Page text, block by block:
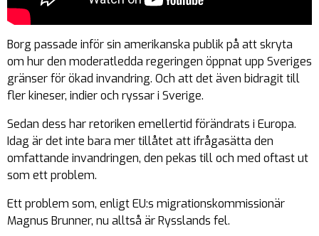
Borg passade inför sin amerikanska publik på att skryta
om hur den moderatledda regeringen öppnat upp Sveriges
gränser för ökad invandring. Och att det även bidragit till
fler kineser, indier och ryssar i Sverige.
Sedan dess har retoriken emellertid förändrats i Europa.
Idag är det inte bara mer tillåtet att ifrågasätta den
omfattande invandringen, den pekas till och med oftast ut
som ett problem.
Ett problem som, enligt EU:s migrationskommissionär
Magnus Brunner, nu alltså är Rysslands fel.